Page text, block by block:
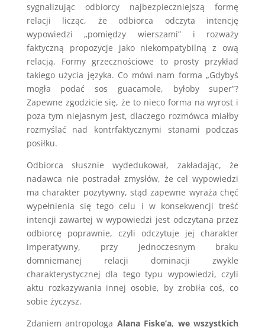
sygnalizując odbiorcy najbezpieczniejszą formę
relacji licząc, że odbiorca odczyta intencję
wypowiedzi „pomiędzy wierszami” i rozważy
faktyczną propozycje jako niekompatybilną z ową
relacją. Formy grzecznościowe to prosty przykład
takiego użycia języka. Co mówi nam forma „Gdybyś
mogła podać sos guacamole, byłoby super”?
Zapewne zgodzicie się, że to nieco forma na wyrost i
poza tym niejasnym jest, dlaczego rozmówca miałby
rozmyślać nad kontrfaktycznymi stanami podczas
posiłku.
Odbiorca słusznie wydedukował, zakładając, że
nadawca nie postradał zmysłów, że cel wypowiedzi
ma charakter pozytywny, stąd zapewne wyraża chęć
wypełnienia się tego celu i w konsekwencji treść
intencji zawartej w wypowiedzi jest odczytana przez
odbiorcę poprawnie, czyli odczytuje jej charakter
imperatywny, przy jednoczesnym braku
domniemanej relacji dominacji zwykle
charakterystycznej dla tego typu wypowiedzi, czyli
aktu rozkazywania innej osobie, by zrobiła coś, co
sobie życzysz.
Zdaniem antropologa Alana Fiske’a, we wszystkich